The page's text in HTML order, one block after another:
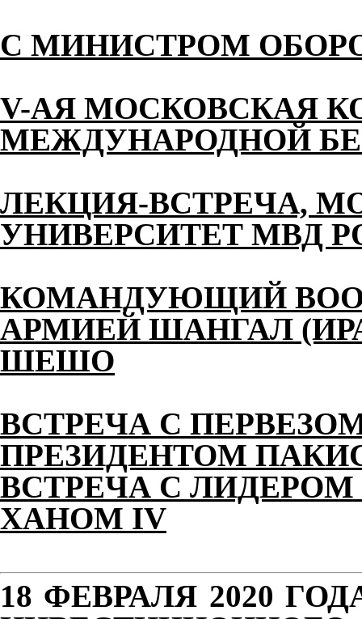
С МИНИСТРОМ
V-АЯ МОСКОВСКАЯ
МЕЖДУНАРОДНОЙ
ЛЕКЦИЯ-ВСТРЕЧА,
УНИВЕРСИТЕТ МВД
КОМАНДУЮЩИЙ
АРМИЕЙ ШАНГАЛ
ШЕШО
ВСТРЕЧА С
ПРЕЗИДЕНТОМ
ВСТРЕЧА С
ХАНОМ IV
18 ФЕВРАЛЯ 2020